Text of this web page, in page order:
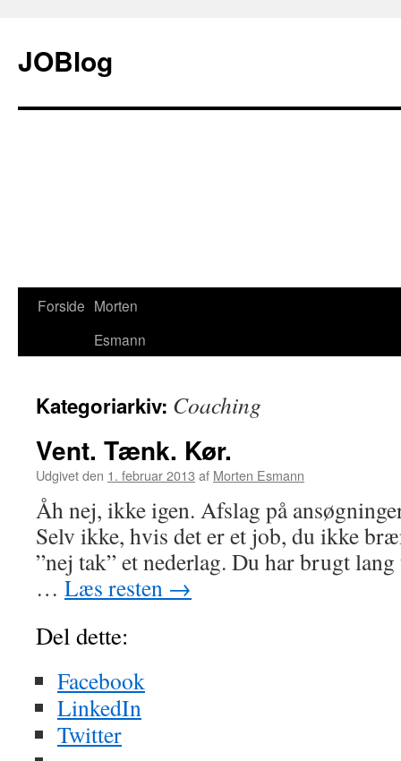
JOBlog
Hop
Forside Morten
Esmann
Kategoriarkiv: Coaching
Vent. Tænk. Kør.
Udgivet den 1. februar 2013 af Morten Esmann
Åh nej, ikke igen. Afslag på
Selv ikke, hvis det er et job, du ikke
”nej tak” et nederlag. Du har brugt
… Læs resten →
Del dette:
Facebook
LinkedIn
Twitter